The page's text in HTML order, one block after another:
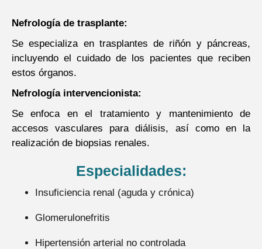
Nefrología de trasplante:
Se especializa en trasplantes de riñón y páncreas,
incluyendo el cuidado de los pacientes que reciben
estos órganos.
Nefrología intervencionista:
Se enfoca en el tratamiento y mantenimiento de
accesos vasculares para diálisis, así como en la
realización de biopsias renales.
Especialidades:
Insuficiencia renal (aguda y crónica)
Glomerulonefritis
Hipertensión arterial no controlada